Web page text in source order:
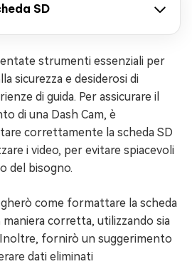
SD
strumenti essenziali per
sicurezza e desiderosi di
di guida. Per assicurare il
di una Dash Cam, è
correttamente la scheda SD
i video, per evitare spiacevoli
del bisogno.
come formattare la scheda
maniera corretta, utilizzando sia
Inoltre, fornirò un suggerimento
dati eliminati